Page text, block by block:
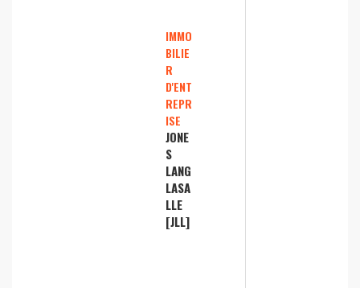
IMMO
BILIE
R
D'ENT
REPR
ISE
JONE
S
LANG
LASA
LLE
[JLL]